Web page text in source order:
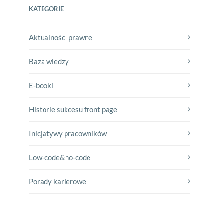
KATEGORIE
Aktualności prawne
Baza wiedzy
E-booki
Historie sukcesu front page
Inicjatywy pracowników
Low-code&no-code
Porady karierowe